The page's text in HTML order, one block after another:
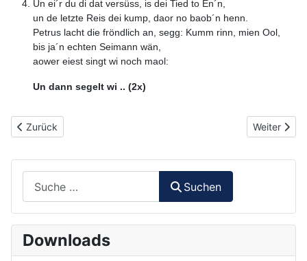
Un ei´r du di dat versüss, is dei Tied to En´n,
un de letzte Reis dei kump, daor no baob´n henn.
Petrus lacht die fröndlich an, segg: Kumm rinn, mien Ool,
bis ja´n echten Seimann wän,
aower eiest singt wi noch maol:
Un dann segelt wi .. (2x)
Vorheriger Beitrag: 014 - What shall we do with the drunken
Zurück Nächster
Weiter
Suchen
Downloads